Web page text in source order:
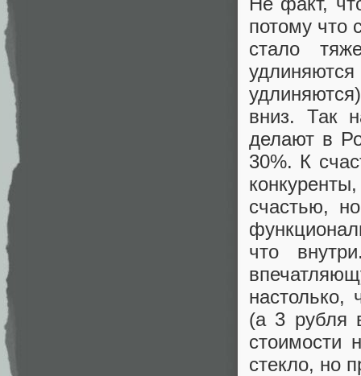
потому что
стало
вниз. Так
делают в
30%. К
счастью,
что
настолько,
(а 3 рубля
стекло, но